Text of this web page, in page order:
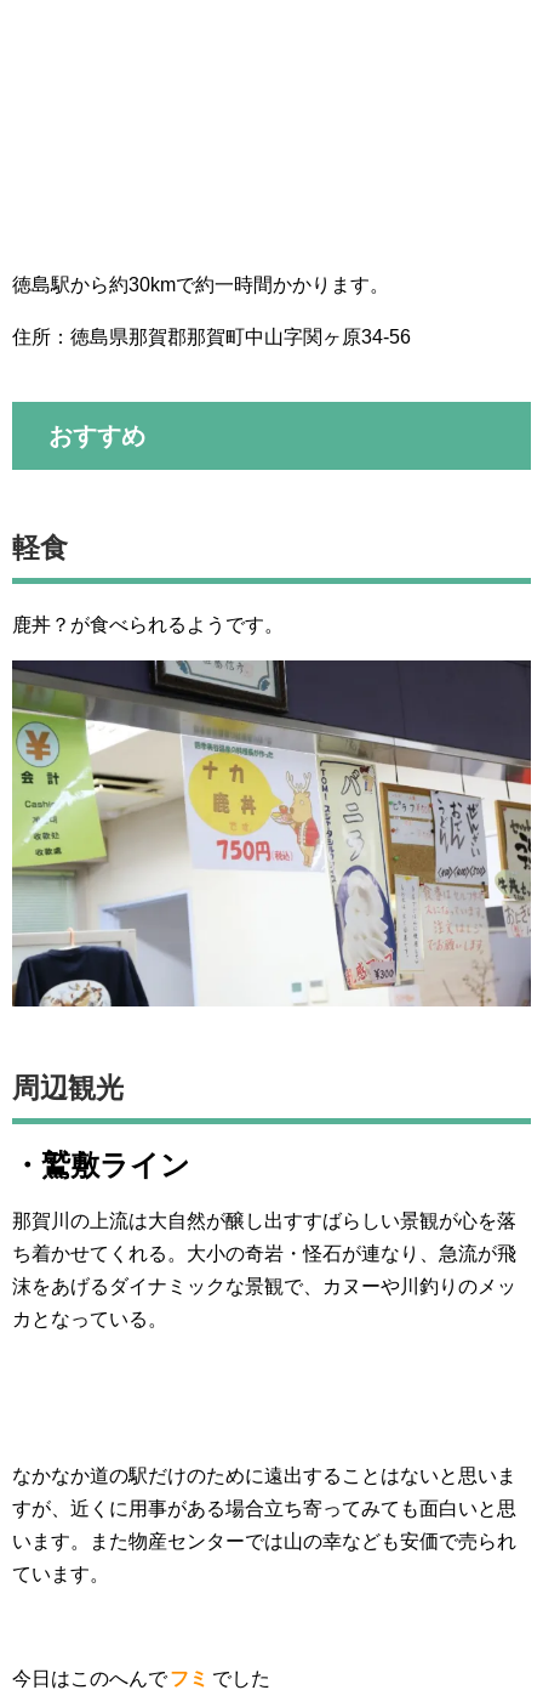
徳島駅から約30kmで約一時間かかります。
住所：徳島県那賀郡那賀町中山字関ヶ原34-56
おすすめ
軽食
鹿丼？が食べられるようです。
周辺観光
・鷲敷ライン
那賀川の上流は大自然が醸し出すすばらしい景観が心を落
ち着かせてくれる。大小の奇岩・怪石が連なり、急流が飛
沫をあげるダイナミックな景観で、カヌーや川釣りのメッ
カとなっている。
なかなか道の駅だけのために遠出することはないと思いま
すが、近くに用事がある場合立ち寄ってみても面白いと思
います。また物産センターでは山の幸なども安価で売られ
ています。
今日はこのへんでフミ でした